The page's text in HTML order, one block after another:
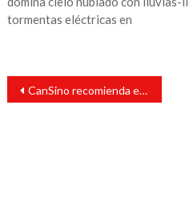
tormentas eléctricas en
Navegación
entradas
CanSino recomienda en México una vacuna de refuerzo tras seis meses de primera aplicación